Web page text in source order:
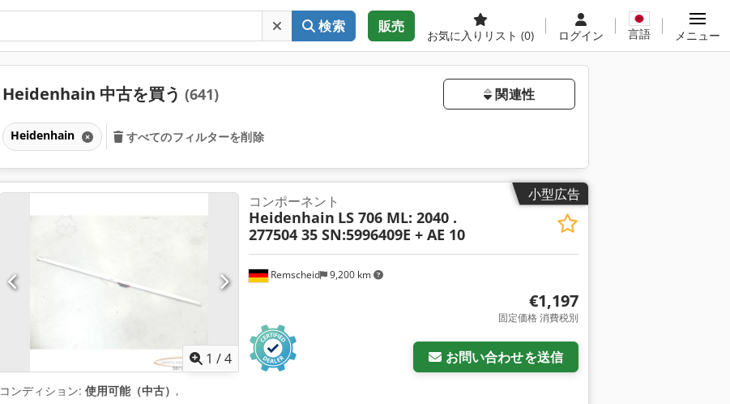
検索 販売
お気に入りリスト (0) ログイン 言語 メニュー
Heidenhain 中古を買う (641) 関連性
Heidenhain すべてのフィルターを削除
小型広告
1 /4
Remscheid 9,200 km
コンポーネント
Heidenhain LS 706 ML: 2040 .
277504 35 SN:5996409E + AE 10
€1,197
固定価格 消費税別
お問い合わせを送信
コンディション: 使用可能（中古） ,